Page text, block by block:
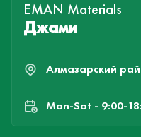
EMAN Materials
Джами
Алмазарский
Mon-Sat - 9:00-